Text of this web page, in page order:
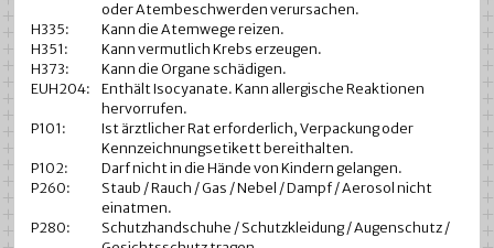
oder Atembeschwerden verursachen.
H335:
Kann die Atemwege reizen.
H351:
Kann vermutlich Krebs erzeugen.
H373:
Kann die Organe schädigen.
EUH204:
Enthält Isocyanate. Kann allergische Reaktionen
hervorrufen.
P101:
Ist ärztlicher Rat erforderlich, Verpackung oder
Kennzeichnungsetikett bereithalten.
P102:
Darf nicht in die Hände von Kindern gelangen.
P260:
Staub / Rauch / Gas / Nebel / Dampf / Aerosol nicht
einatmen.
P280:
Schutzhandschuhe / Schutzkleidung / Augenschutz /